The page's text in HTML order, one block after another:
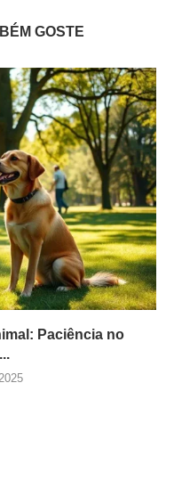
GOSTE
Paciência no